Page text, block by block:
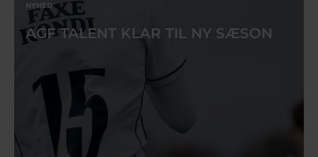
NYHED
AGF TALENT KLAR TIL NY SÆSON